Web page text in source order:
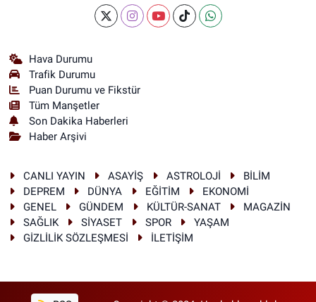
Hava Durumu
Trafik Durumu
Puan Durumu ve Fikstür
Tüm Manşetler
Son Dakika Haberleri
Haber Arşivi
CANLI YAYIN ASAYİŞ ASTROLOJİ
BİLİM
DEPREM
DÜNYA EĞİTİM
EKONOMİ
GENEL
GÜNDEM KÜLTÜR-SANAT
MAGAZİN
SAĞLIK
SİYASET SPOR
YAŞAM
GİZLİLİK SÖZLEŞMESİ
İLETİŞİM